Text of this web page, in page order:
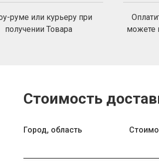
руме или курьеру при
получении Товара
можете
Стоимость
Город, область